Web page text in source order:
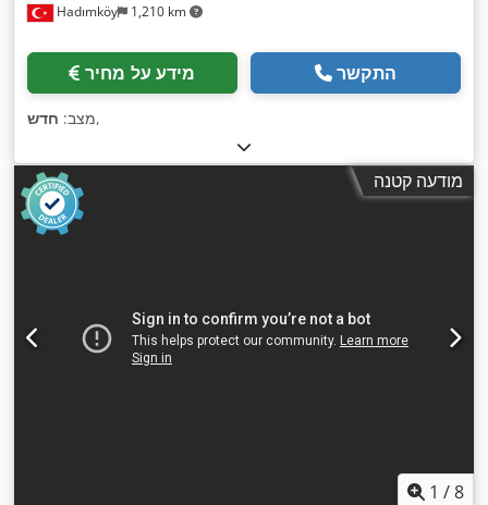
Hadımköy 1,210 km
מידע על מחיר התקשר
מצב: חדש ,
מודעה קטנה
1 /8